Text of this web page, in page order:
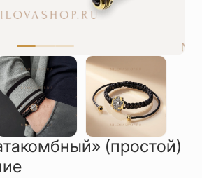
Шнурки на
шею
(простой)